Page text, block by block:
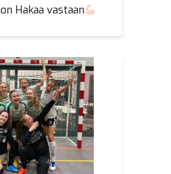
Hakaa vastaan